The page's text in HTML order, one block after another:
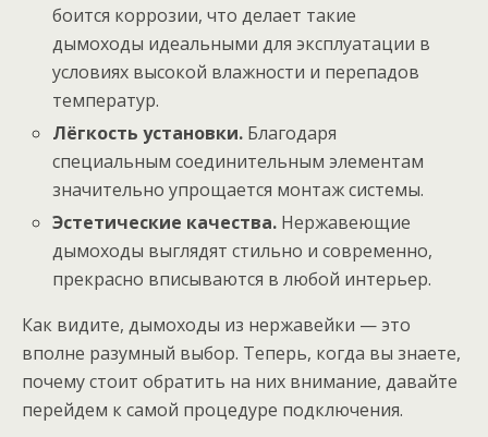
боится коррозии, что делает такие
дымоходы идеальными для эксплуатации в
условиях высокой влажности и перепадов
температур.
Лёгкость установки. Благодаря
специальным соединительным элементам
значительно упрощается монтаж системы.
Эстетические качества. Нержавеющие
дымоходы выглядят стильно и современно,
прекрасно вписываются в любой интерьер.
Как видите, дымоходы из нержавейки — это
вполне разумный выбор. Теперь, когда вы знаете,
почему стоит обратить на них внимание, давайте
перейдем к самой процедуре подключения.